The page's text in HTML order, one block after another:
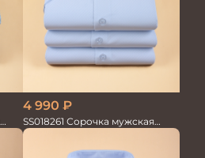
4 990 ₽
SS018261 Сорочка мужская
кор.рукав GROSTYLE TRENDY